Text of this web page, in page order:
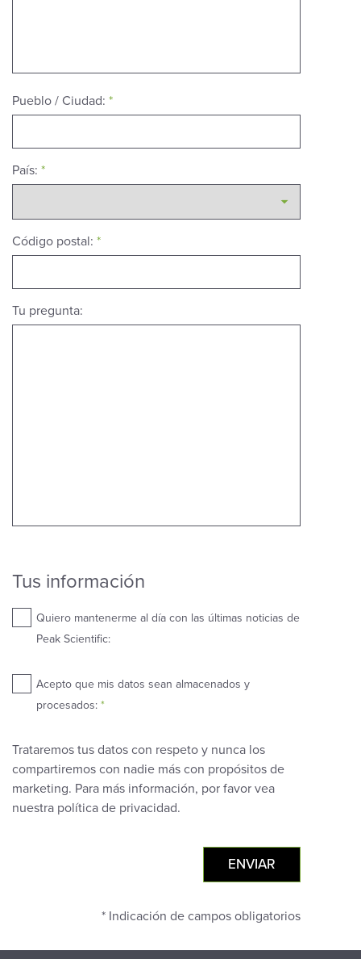
Pueblo / Ciudad: *
País: *
Código postal: *
Tu pregunta:
Tus información
Quiero mantenerme al día con las últimas noticias de
Peak Scientific:
Acepto que mis datos sean almacenados y
procesados: *
Trataremos tus datos con respeto y nunca los
compartiremos con nadie más con propósitos de
marketing. Para más información, por favor vea
nuestra política de privacidad.
* Indicación de campos obligatorios